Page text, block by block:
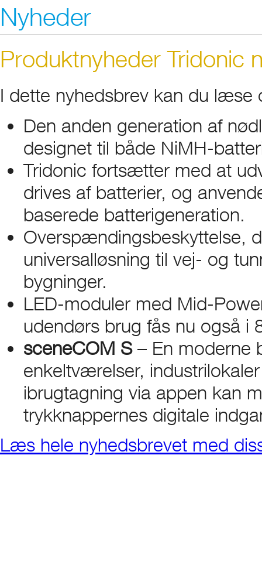
Nyheder
Produktnyheder Tridonic
I dette nyhedsbrev kan du læse
Den anden generation af
designet til både NiMH-
Tridonic fortsætter med at
drives af batterier, og
baserede batterigeneration.
Overspændingsbeskyttelse,
universalløsning til vej- og
bygninger.
LED-moduler med Mid-
udendørs brug fås nu også i
sceneCOM S– En moderne
enkeltværelser,
ibrugtagning via appen kan
trykknappernes digitale
Læs hele nyhedsbrevet med